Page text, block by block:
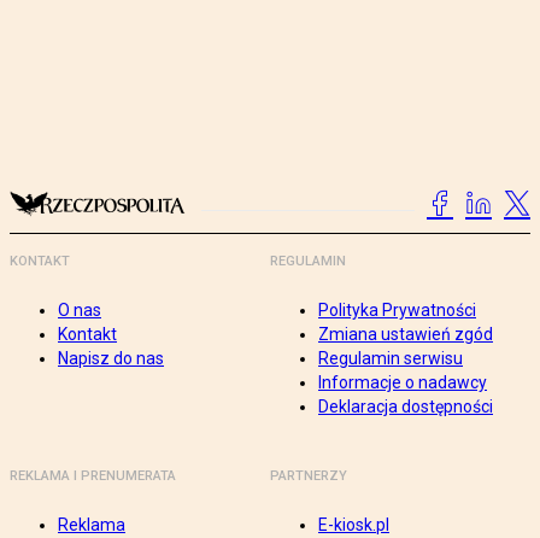
KONTAKT
O nas
Kontakt
Napisz do nas
REGULAMIN
Polityka Prywatności
Zmiana ustawień zgód
Regulamin serwisu
Informacje o nadawcy
Deklaracja dostępności
REKLAMA I PRENUMERATA
Reklama
PARTNERZY
E-kiosk.pl